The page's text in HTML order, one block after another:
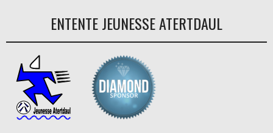
ENTENTE JEUNESSE ATERTDAUL